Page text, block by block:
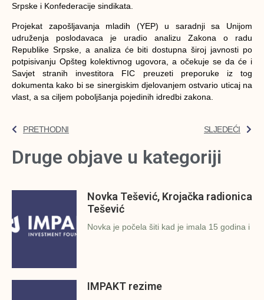
Srpske i Konfederacije sindikata.
Projekat zapošljavanja mladih (YEP) u saradnji sa Unijom
udruženja poslodavaca je uradio analizu Zakona o radu
Republike Srpske, a analiza će biti dostupna široj javnosti po
potpisivanju Opšteg kolektivnog ugovora, a očekuje se da će i
Savjet stranih investitora FIC preuzeti preporuke iz tog
dokumenta kako bi se sinergiskim djelovanjem ostvario uticaj na
vlast, a sa ciljem poboljšanja pojedinih idredbi zakona.
PRETHODNI SLJEDEĆI
Druge objave u kategoriji
Novka Tešević, Krojačka radionica
Tešević
Novka je počela šiti kad je imala 15 godina i
IMPAKT rezime